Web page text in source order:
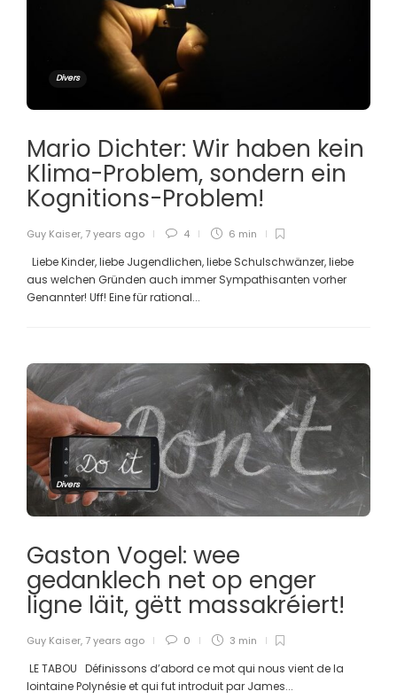
Divers
Mario Dichter: Wir haben kein
Klima-Problem, sondern ein
Kognitions-Problem!
Guy Kaiser, 7 years ago 4 6 min
Liebe Kinder, liebe Jugendlichen, liebe Schulschwänzer, liebe
aus welchen Gründen auch immer Sympathisanten vorher
Genannter! Uff! Eine für rational...
Divers
Gaston Vogel: wee
gedanklech net op enger
ligne läit, gëtt massakréiert!
Guy Kaiser, 7 years ago 0 3 min
LE TABOU Définissons d’abord ce mot qui nous vient de la
lointaine Polynésie et qui fut introduit par James...